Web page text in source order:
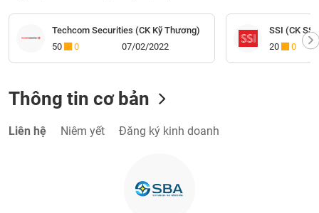
Techcom Securities (CK Kỹ Thương)
50
0 07/02/2022
SSI (CK
20
0
Thông tin cơ bản
Liên hệ Niêm yết Đăng ký kinh doanh